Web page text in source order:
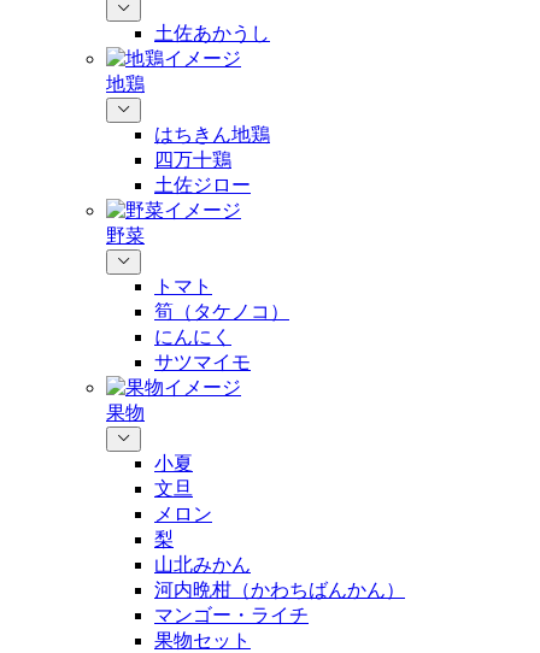
土佐あかうし
地鶏
はちきん地鶏
四万十鶏
土佐ジロー
野菜
トマト
筍（タケノコ）
にんにく
サツマイモ
果物
小夏
文旦
メロン
梨
山北みかん
河内晩柑（かわちばんかん）
マンゴー・ライチ
果物セット